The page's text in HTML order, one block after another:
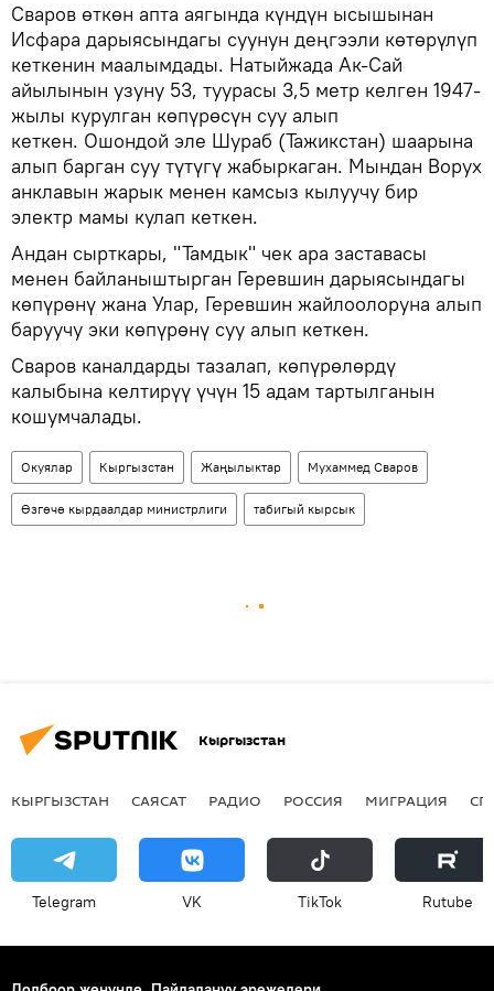
Сваров өткөн апта аягында күндүн ысышынан
Исфара дарыясындагы суунун деңгээли көтөрүлүп
кеткенин маалымдады. Натыйжада Ак-Сай
айылынын узуну 53, туурасы 3,5 метр келген 1947-
жылы курулган көпүрөсүн суу алып
кеткен. Ошондой эле Шураб (Тажикстан) шаарына
алып барган суу түтүгү жабыркаган. Мындан Ворух
анклавын жарык менен камсыз кылуучу бир
электр мамы кулап кеткен.
Андан сырткары, "Тамдык" чек ара заставасы
менен байланыштырган Геревшин дарыясындагы
көпүрөнү жана Улар, Геревшин жайлоолоруна алып
баруучу эки көпүрөнү суу алып кеткен.
Сваров каналдарды тазалап, көпүрөлөрдү
калыбына келтирүү үчүн 15 адам тартылганын
кошумчалады.
Окуялар Кыргызстан Жаңылыктар Мухаммед Сваров
Өзгөчө кырдаалдар министрлиги табигый кырсык
Кыргызстан
КЫРГЫЗСТАН САЯСАТ РАДИО РОССИЯ МИГРАЦИЯ
Telegram VK ТikТоk Rutube